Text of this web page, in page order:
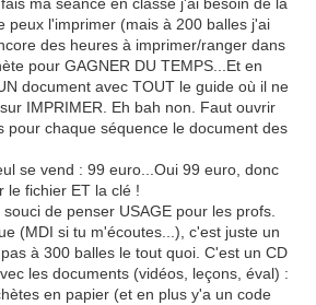
peux l'imprimer (mais à 200 balles j'ai
des heures à imprimer/ranger dans
pour GAGNER DU TEMPS...Et en
document avec TOUT le guide où il ne
IMPRIMER. Eh bah non. Faut ouvrir
pour chaque séquence le document des
se vend : 99 euro...Oui 99 euro, donc
le fichier ET la clé !
de penser USAGE pour les profs.
(MDI si tu m'écoutes...), c'est juste un
à 300 balles le tout quoi. C'est un CD
les documents (vidéos, leçons, éval) :
en papier (et en plus y'a un code